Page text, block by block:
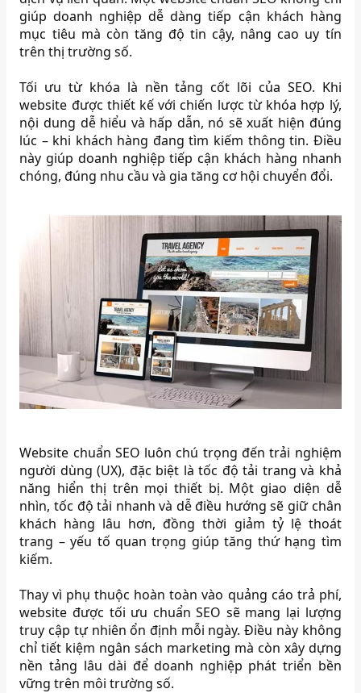
giúp doanh nghiệp dễ dàng tiếp cận khách hàng
mục tiêu mà còn tăng độ tin cậy, nâng cao uy tín
trên thị trường số.
Tối ưu từ khóa là nền tảng cốt lõi của SEO. Khi
website được thiết kế với chiến lược từ khóa hợp lý,
nội dung dễ hiểu và hấp dẫn, nó sẽ xuất hiện đúng
lúc – khi khách hàng đang tìm kiếm thông tin. Điều
này giúp doanh nghiệp tiếp cận khách hàng nhanh
chóng, đúng nhu cầu và gia tăng cơ hội chuyển đổi.
Website chuẩn SEO luôn chú trọng đến trải nghiệm
người dùng (UX), đặc biệt là tốc độ tải trang và khả
năng hiển thị trên mọi thiết bị. Một giao diện dễ
nhìn, tốc độ tải nhanh và dễ điều hướng sẽ giữ chân
khách hàng lâu hơn, đồng thời giảm tỷ lệ thoát
trang – yếu tố quan trọng giúp tăng thứ hạng tìm
kiếm.
Thay vì phụ thuộc hoàn toàn vào quảng cáo trả phí,
website được tối ưu chuẩn SEO sẽ mang lại lượng
truy cập tự nhiên ổn định mỗi ngày. Điều này không
chỉ tiết kiệm ngân sách marketing mà còn xây dựng
nền tảng lâu dài để doanh nghiệp phát triển bền
vững trên môi trường số.